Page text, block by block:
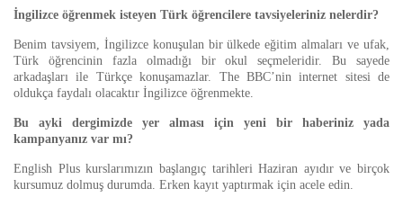
İngilizce öğrenmek isteyen Türk öğrencilere tavsiyeleriniz nelerdir?
Benim tavsiyem, İngilizce konuşulan bir ülkede eğitim almaları ve ufak,
Türk öğrencinin fazla olmadığı bir okul seçmeleridir. Bu sayede
arkadaşları ile Türkçe konuşamazlar. The BBC’nin internet sitesi de
oldukça faydalı olacaktır İngilizce öğrenmekte.
Bu ayki dergimizde yer alması için yeni bir haberiniz yada
kampanyanız var mı?
English Plus kurslarımızın başlangıç tarihleri Haziran ayıdır ve birçok
kursumuz dolmuş durumda. Erken kayıt yaptırmak için acele edin.